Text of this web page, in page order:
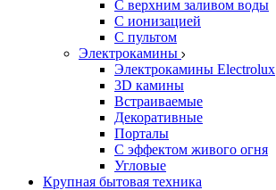
С верхним заливом воды
С ионизацией
С пультом
Электрокамины
Электрокамины Electrolux
3D камины
Встраиваемые
Декоративные
Порталы
С эффектом живого огня
Угловые
Крупная бытовая техника